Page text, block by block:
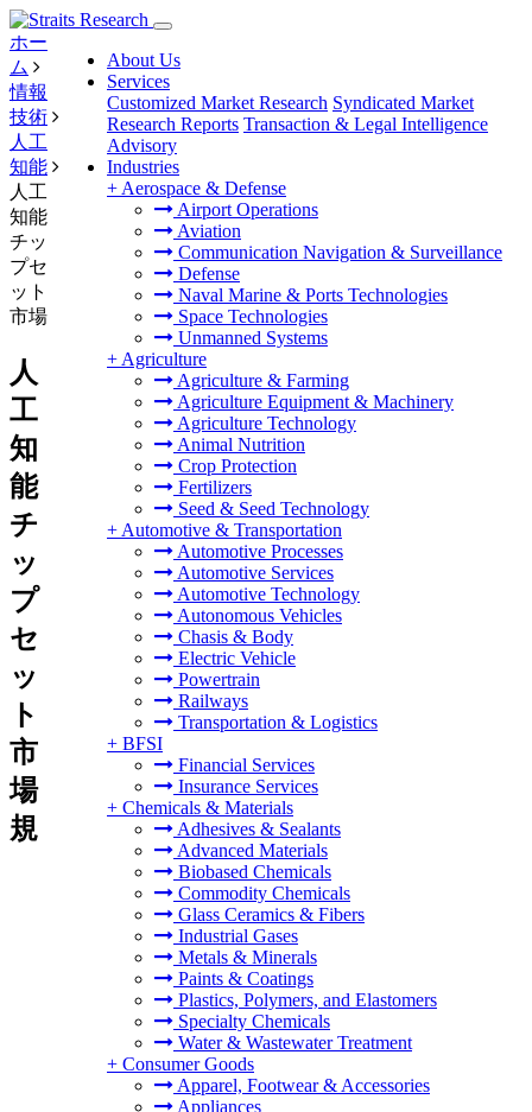
About Us
Services
Customized Market Research Syndicated Market
Research Reports Transaction & Legal Intelligence
Advisory
Industries
+ Aerospace & Defense
Airport Operations
Aviation
Communication Navigation & Surveillance
Defense
Naval Marine & Ports Technologies
Space Technologies
Unmanned Systems
+ Agriculture
Agriculture & Farming
Agriculture Equipment & Machinery
Agriculture Technology
Animal Nutrition
Crop Protection
Fertilizers
Seed & Seed Technology
+ Automotive & Transportation
Automotive Processes
Automotive Services
Automotive Technology
Autonomous Vehicles
Chasis & Body
Electric Vehicle
Powertrain
Railways
Transportation & Logistics
+ BFSI
Financial Services
Insurance Services
+ Chemicals & Materials
Adhesives & Sealants
Advanced Materials
Biobased Chemicals
Commodity Chemicals
Glass Ceramics & Fibers
Industrial Gases
Metals & Minerals
Paints & Coatings
Plastics, Polymers, and Elastomers
Specialty Chemicals
Water & Wastewater Treatment
+ Consumer Goods
Apparel, Footwear & Accessories
Appliances
ホー
ム
情報
技術
人工
知能
人工
知能
チッ
プセ
ット
市場
人
工
知
能
チ
ッ
プ
セ
ッ
ト
市
場
規